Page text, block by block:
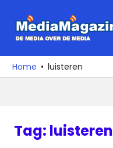
naar
media
over
Home luisteren
Tag: luisteren